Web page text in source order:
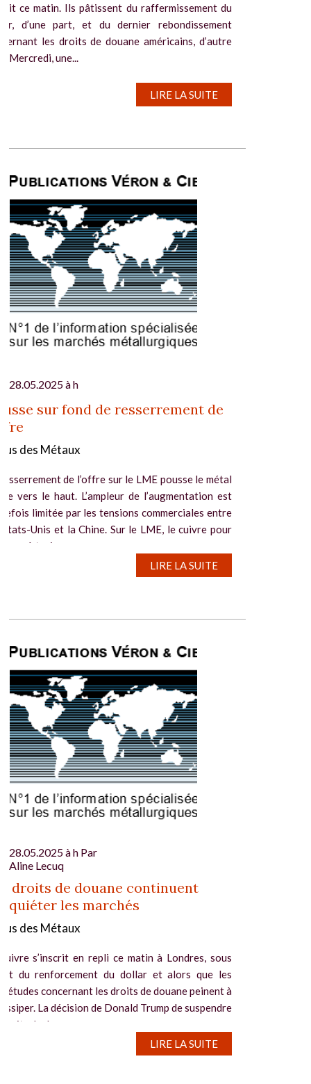
ce matin. Ils pâtissent du raffermissement du
d’une part, et du dernier rebondissement
les droits de douane américains, d’autre
Mercredi, une...
LIRE LA SUITE
28.05.2025 à h
sur fond de resserrement de
des Métaux
de l’offre sur le LME pousse le métal
vers le haut. L’ampleur de l’augmentation est
limitée par les tensions commerciales entre
Unis et la Chine. Sur le LME, le cuivre pour
à trois...
LIRE LA SUITE
28.05.2025 à h Par
Aline Lecuq
droits de douane continuent
les marchés
des Métaux
s’inscrit en repli ce matin à Londres, sous
du renforcement du dollar et alors que les
concernant les droits de douane peinent à
La décision de Donald Trump de suspendre
de douane...
LIRE LA SUITE